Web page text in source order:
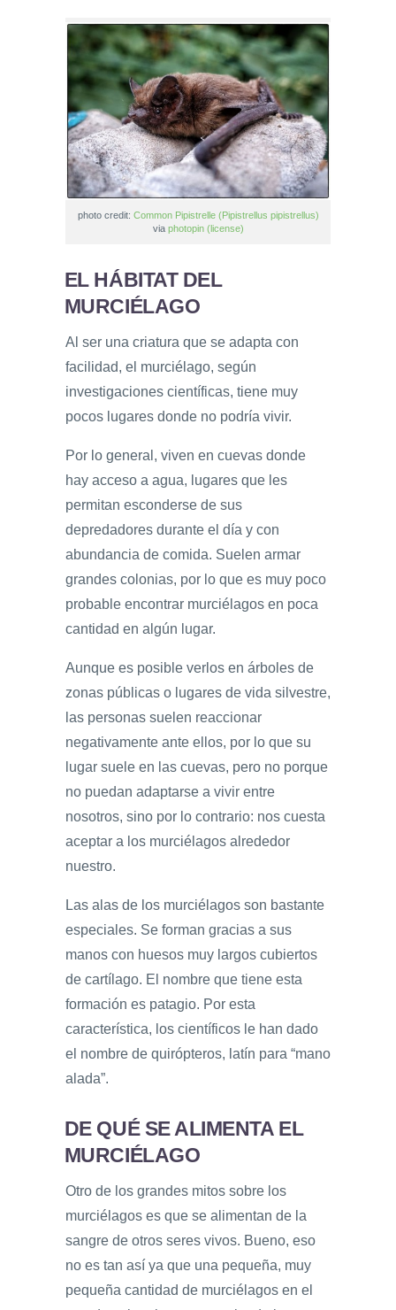
photo credit: Common Pipistrelle (Pipistrellus pipistrellus)
via photopin (license)
EL HÁBITAT DEL
MURCIÉLAGO
Al ser una criatura que se adapta con
facilidad, el murciélago, según
investigaciones científicas, tiene muy
pocos lugares donde no podría vivir.
Por lo general, viven en cuevas donde
hay acceso a agua, lugares que les
permitan esconderse de sus
depredadores durante el día y con
abundancia de comida. Suelen armar
grandes colonias, por lo que es muy poco
probable encontrar murciélagos en poca
cantidad en algún lugar.
Aunque es posible verlos en árboles de
zonas públicas o lugares de vida silvestre,
las personas suelen reaccionar
negativamente ante ellos, por lo que su
lugar suele en las cuevas, pero no porque
no puedan adaptarse a vivir entre
nosotros, sino por lo contrario: nos cuesta
aceptar a los murciélagos alrededor
nuestro.
Las alas de los murciélagos son bastante
especiales. Se forman gracias a sus
manos con huesos muy largos cubiertos
de cartílago. El nombre que tiene esta
formación es patagio. Por esta
característica, los científicos le han dado
el nombre de quirópteros, latín para “mano
alada”.
DE QUÉ SE ALIMENTA EL
MURCIÉLAGO
Otro de los grandes mitos sobre los
murciélagos es que se alimentan de la
sangre de otros seres vivos. Bueno, eso
no es tan así ya que una pequeña, muy
pequeña cantidad de murciélagos en el